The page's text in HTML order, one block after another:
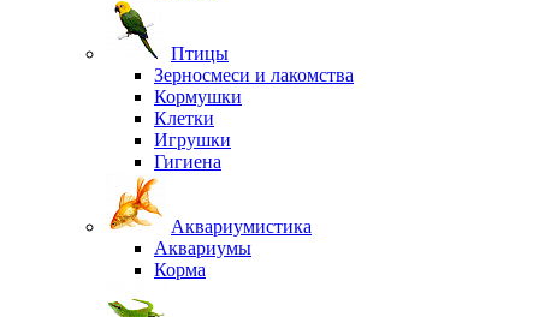
Птицы
Зерносмеси и лакомства
Кормушки
Клетки
Игрушки
Гигиена
Аквариумистика
Аквариумы
Корма